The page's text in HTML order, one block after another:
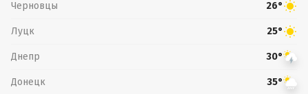
Черновцы 26°
Луцк 25°
Днепр 30°
Донецк 35°